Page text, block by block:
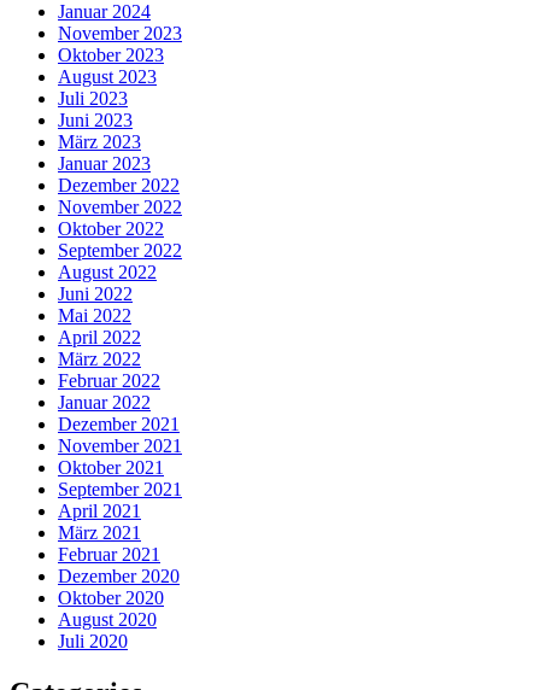
Januar 2024
November 2023
Oktober 2023
August 2023
Juli 2023
Juni 2023
März 2023
Januar 2023
Dezember 2022
November 2022
Oktober 2022
September 2022
August 2022
Juni 2022
Mai 2022
April 2022
März 2022
Februar 2022
Januar 2022
Dezember 2021
November 2021
Oktober 2021
September 2021
April 2021
März 2021
Februar 2021
Dezember 2020
Oktober 2020
August 2020
Juli 2020